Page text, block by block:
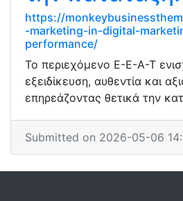
https://
-marketing-in-digital-
performance/
Το περιεχόμενο E-E-A-T
εξειδίκευση, αυθεντία και
επηρεάζοντας θετικά την
Submitted on 2026-05-06